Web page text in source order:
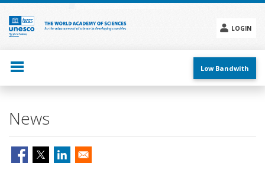
Skip
main
content
LOGIN
menu
Low Bandwith
News